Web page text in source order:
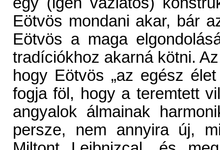
Eötvös mondani akar, bár
Eötvös a maga
tradíciókhoz akarná kötni.
hogy Eötvös „az egész
fogja föl, hogy a teremtett
angyalok álmainak
persze, nem annyira új,